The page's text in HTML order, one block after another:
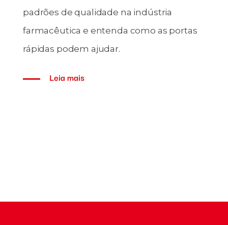
padrões de qualidade na indústria
farmacêutica e entenda como as portas
rápidas podem ajudar.
Leia mais